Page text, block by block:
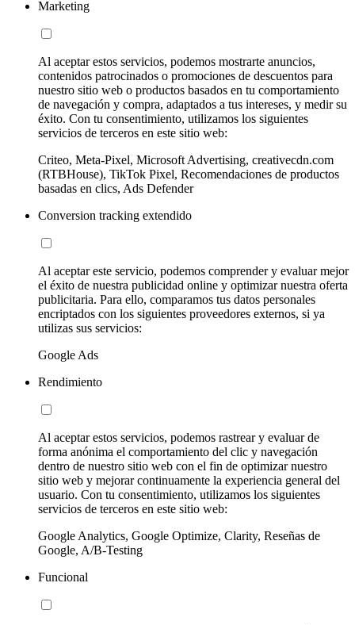
Marketing
Al aceptar estos servicios, podemos mostrarte anuncios,
contenidos patrocinados o promociones de descuentos para
nuestro sitio web o productos basados en tu comportamiento
de navegación y compra, adaptados a tus intereses, y medir su
éxito. Con tu consentimiento, utilizamos los siguientes
servicios de terceros en este sitio web:
Criteo, Meta-Pixel, Microsoft Advertising, creativecdn.com
(RTBHouse), TikTok Pixel, Recomendaciones de productos
basadas en clics, Ads Defender
Conversion tracking extendido
Al aceptar este servicio, podemos comprender y evaluar mejor
el éxito de nuestra publicidad online y optimizar nuestra oferta
publicitaria. Para ello, comparamos tus datos personales
encriptados con los siguientes proveedores externos, si ya
utilizas sus servicios:
Google Ads
Rendimiento
Al aceptar estos servicios, podemos rastrear y evaluar de
forma anónima el comportamiento del clic y navegación
dentro de nuestro sitio web con el fin de optimizar nuestro
sitio web y mejorar continuamente la experiencia general del
usuario. Con tu consentimiento, utilizamos los siguientes
servicios de terceros en este sitio web:
Google Analytics, Google Optimize, Clarity, Reseñas de
Google, A/B-Testing
Funcional